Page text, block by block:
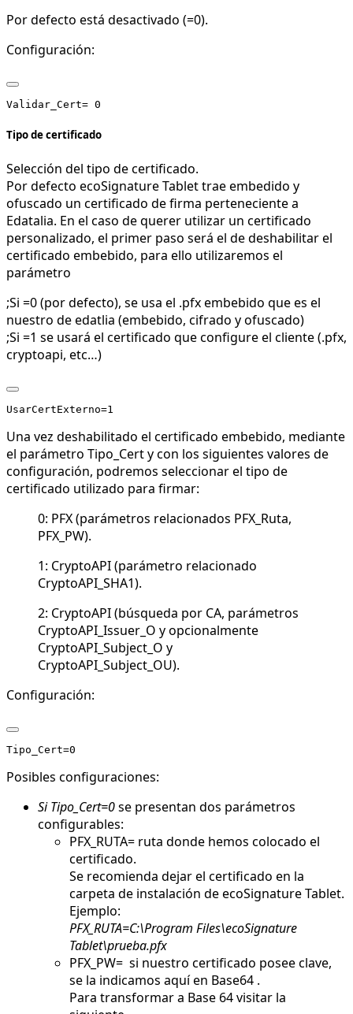
Por defecto está desactivado (=0).
Configuración:
Tipo de certificado
Selección del tipo de certificado.
Por defecto ecoSignature Tablet trae embedido y
ofuscado un certificado de firma perteneciente a
Edatalia. En el caso de querer utilizar un certificado
personalizado, el primer paso será el de deshabilitar el
certificado embebido, para ello utilizaremos el
parámetro
;Si =0 (por defecto), se usa el .pfx embebido que es el
nuestro de edatlia (embebido, cifrado y ofuscado)
;Si =1 se usará el certificado que configure el cliente (.pfx,
cryptoapi, etc…)
Una vez deshabilitado el certificado embebido, mediante
el parámetro Tipo_Cert y con los siguientes valores de
configuración, podremos seleccionar el tipo de
certificado utilizado para firmar:
0: PFX (parámetros relacionados PFX_Ruta,
PFX_PW).
1: CryptoAPI (parámetro relacionado
CryptoAPI_SHA1).
2: CryptoAPI (búsqueda por CA, parámetros
CryptoAPI_Issuer_O y opcionalmente
CryptoAPI_Subject_O y
CryptoAPI_Subject_OU).
Configuración:
Posibles configuraciones:
Si Tipo_Cert=0se presentan dos parámetros
configurables:
PFX_RUTA= ruta donde hemos colocado el
certificado.
Se recomienda dejar el certificado en la
carpeta de instalación de ecoSignature Tablet.
Ejemplo:
PFX_RUTA=C:\Program Files\ecoSignature
Tablet\prueba.pfx
PFX_PW= si nuestro certificado posee clave,
se la indicamos aquí en Base64 .
Para transformar a Base 64 visitar la